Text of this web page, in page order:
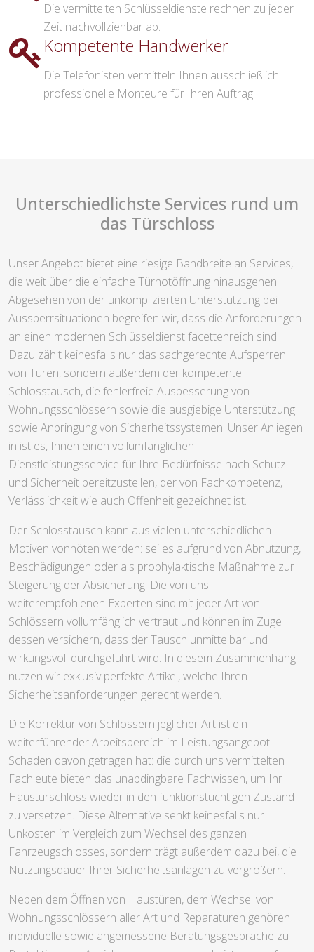
Die vermittelten Schlüsseldienste rechnen zu jeder
Zeit nachvollziehbar ab.
Kompetente Handwerker
Die Telefonisten vermitteln Ihnen ausschließlich
professionelle Monteure für Ihren Auftrag.
Unterschiedlichste Services rund um
das Türschloss
Unser Angebot bietet eine riesige Bandbreite an Services,
die weit über die einfache Türnotöffnung hinausgehen.
Abgesehen von der unkomplizierten Unterstützung bei
Aussperrsituationen begreifen wir, dass die Anforderungen
an einen modernen Schlüsseldienst facettenreich sind.
Dazu zählt keinesfalls nur das sachgerechte Aufsperren
von Türen, sondern außerdem der kompetente
Schlosstausch, die fehlerfreie Ausbesserung von
Wohnungsschlössern sowie die ausgiebige Unterstützung
sowie Anbringung von Sicherheitssystemen. Unser Anliegen
in ist es, Ihnen einen vollumfänglichen
Dienstleistungsservice für Ihre Bedürfnisse nach Schutz
und Sicherheit bereitzustellen, der von Fachkompetenz,
Verlässlichkeit wie auch Offenheit gezeichnet ist.
Der Schlosstausch kann aus vielen unterschiedlichen
Motiven vonnöten werden: sei es aufgrund von Abnutzung,
Beschädigungen oder als prophylaktische Maßnahme zur
Steigerung der Absicherung. Die von uns
weiterempfohlenen Experten sind mit jeder Art von
Schlössern vollumfänglich vertraut und können im Zuge
dessen versichern, dass der Tausch unmittelbar und
wirkungsvoll durchgeführt wird. In diesem Zusammenhang
nutzen wir exklusiv perfekte Artikel, welche Ihren
Sicherheitsanforderungen gerecht werden.
Die Korrektur von Schlössern jeglicher Art ist ein
weiterführender Arbeitsbereich im Leistungsangebot.
Schaden davon getragen hat: die durch uns vermittelten
Fachleute bieten das unabdingbare Fachwissen, um Ihr
Haustürschloss wieder in den funktionstüchtigen Zustand
zu versetzen. Diese Alternative senkt keinesfalls nur
Unkosten im Vergleich zum Wechsel des ganzen
Fahrzeugschlosses, sondern trägt außerdem dazu bei, die
Nutzungsdauer Ihrer Sicherheitsanlagen zu vergrößern.
Neben dem Öffnen von Haustüren, dem Wechsel von
Wohnungsschlössern aller Art und Reparaturen gehören
individuelle sowie angemessene Beratungsgespräche zu